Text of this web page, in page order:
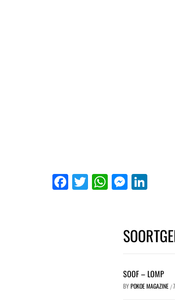
Facebook
Twitter
WhatsApp
SOOF – LOMP
BYPOKOE MAGAZINE /